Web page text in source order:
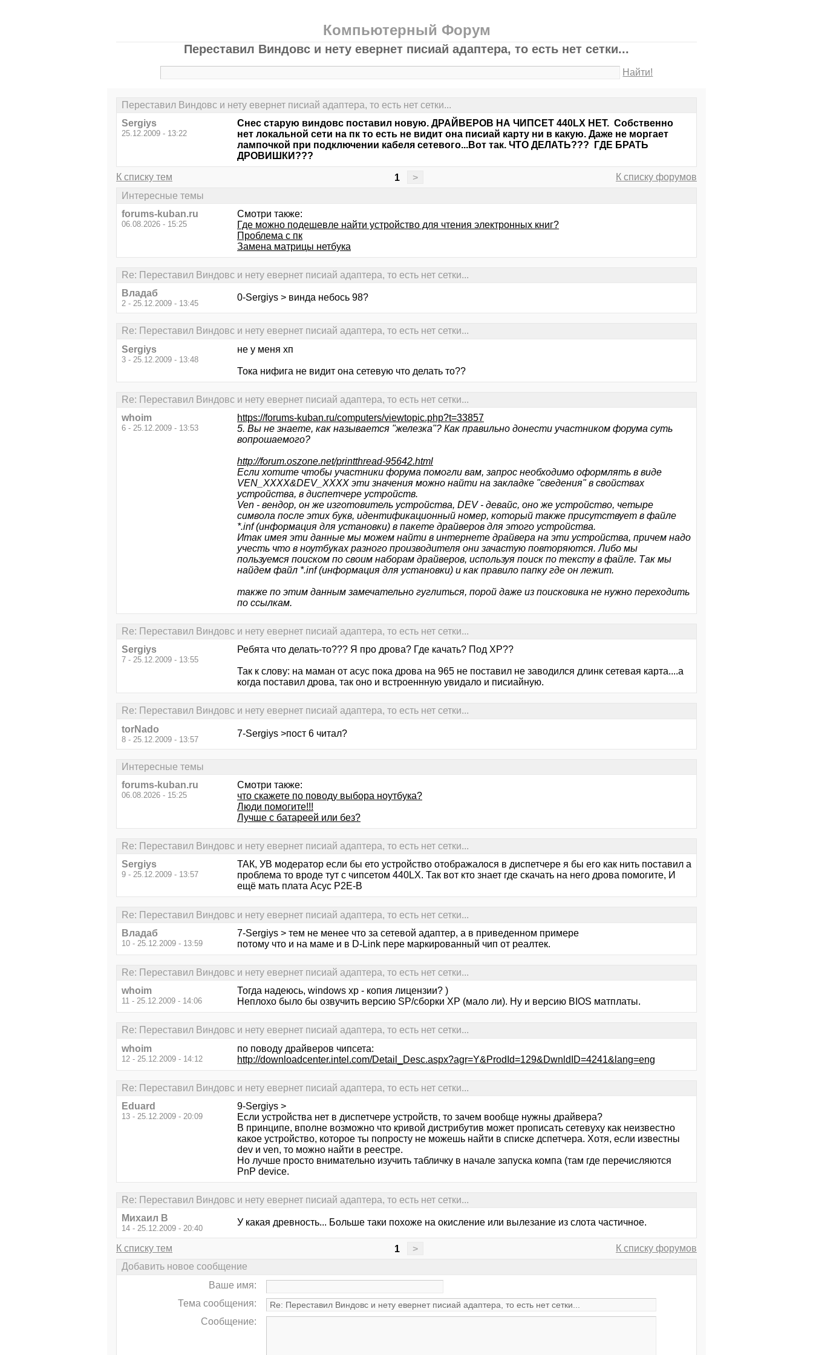
Компьютерный Форум
Переставил Виндовс и нету евернет писиай адаптера, то есть нет сетки...
Найти!
Переставил Виндовс и нету евернет писиай адаптера, то есть нет сетки...
Sergiys
25.12.2009 - 13:22
Снес старую виндовс поставил новую. ДРАЙВЕРОВ НА ЧИПСЕТ 440LX НЕТ. Собственно
нет локальной сети на пк то есть не видит она писиай карту ни в какую. Даже не моргает
лампочкой при подключении кабеля сетевого...Вот так. ЧТО ДЕЛАТЬ??? ГДЕ БРАТЬ
ДРОВИШКИ???
К списку тем 1 >
К списку форумов
Интересные темы
forums-kuban.ru
06.08.2026 - 15:25
Смотри также:
Где можно подешевле найти устройство для чтения электронных книг?
Проблема с пк
Замена матрицы нетбука
Re: Переставил Виндовс и нету евернет писиай адаптера, то есть нет сетки...
Владаб
2 - 25.12.2009 - 13:45
0-Sergiys > винда небось 98?
Re: Переставил Виндовс и нету евернет писиай адаптера, то есть нет сетки...
Sergiys
3 - 25.12.2009 - 13:48
не у меня хп
Тока нифига не видит она сетевую что делать то??
Re: Переставил Виндовс и нету евернет писиай адаптера, то есть нет сетки...
whoim
6 - 25.12.2009 - 13:53
https://forums-kuban.ru/computers/viewtopic.php?t=33857
5. Вы не знаете, как называется "железка"? Как правильно донести участником форума суть
вопрошаемого?
http://forum.oszone.net/printthread-95642.html
Если хотите чтобы участники форума помогли вам, запрос необходимо оформлять в виде
VEN_ХХХХ&DEV_ХХХХ эти значения можно найти на закладке "сведения" в свойствах
устройства, в диспетчере устройств.
Ven - вендор, он же изготовитель устройства, DEV - девайс, оно же устройство, четыре
символа после этих букв, идентификационный номер, который также присутствует в файле
*.inf (информация для установки) в пакете драйверов для этого устройства.
Итак имея эти данные мы можем найти в интернете драйвера на эти устройства, причем надо
учесть что в ноутбуках разного производителя они зачастую повторяются. Либо мы
пользуемся поиском по своим наборам драйверов, используя поиск по тексту в файле. Так мы
найдем файл *.inf (информация для установки) и как правило папку где он лежит.
также по этим данным замечательно гуглиться, порой даже из поисковика не нужно переходить
по ссылкам.
Re: Переставил Виндовс и нету евернет писиай адаптера, то есть нет сетки...
Sergiys
7 - 25.12.2009 - 13:55
Ребята что делать-то??? Я про дрова? Где качать? Под ХР??
Так к слову: на маман от асус пока дрова на 965 не поставил не заводился длинк сетевая карта....а
когда поставил дрова, так оно и встроеннную увидало и писиайную.
Re: Переставил Виндовс и нету евернет писиай адаптера, то есть нет сетки...
torNado
8 - 25.12.2009 - 13:57
7-Sergiys >пост 6 читал?
Интересные темы
forums-kuban.ru
06.08.2026 - 15:25
Смотри также:
что скажете по поводу выбора ноутбука?
Люди помогите!!!
Лучше с батареей или без?
Re: Переставил Виндовс и нету евернет писиай адаптера, то есть нет сетки...
Sergiys
9 - 25.12.2009 - 13:57
ТАК, УВ модератор если бы ето устройство отображалося в диспетчере я бы его как нить поставил а
проблема то вроде тут с чипсетом 440LX. Так вот кто знает где скачать на него дрова помогите, И
ещё мать плата Асус P2E-B
Re: Переставил Виндовс и нету евернет писиай адаптера, то есть нет сетки...
Владаб
10 - 25.12.2009 - 13:59
7-Sergiys > тем не менее что за сетевой адаптер, а в приведенном примере
потому что и на маме и в D-Link пере маркированный чип от реалтек.
Re: Переставил Виндовс и нету евернет писиай адаптера, то есть нет сетки...
whoim
11 - 25.12.2009 - 14:06
Тогда надеюсь, windows xp - копия лицензии? )
Неплохо было бы озвучить версию SP/сборки XP (мало ли). Ну и версию BIOS матплаты.
Re: Переставил Виндовс и нету евернет писиай адаптера, то есть нет сетки...
whoim
12 - 25.12.2009 - 14:12
по поводу драйверов чипсета:
http://downloadcenter.intel.com/Detail_Desc.aspx?agr=Y&ProdId=129&DwnldID=4241&lang=eng
Re: Переставил Виндовс и нету евернет писиай адаптера, то есть нет сетки...
Eduard
13 - 25.12.2009 - 20:09
9-Sergiys >
Если устройства нет в диспетчере устройств, то зачем вообще нужны драйвера?
В принципе, вполне возможно что кривой дистрибутив может прописать сетевуху как неизвестно
какое устройство, которое ты попросту не можешь найти в списке дспетчера. Хотя, если известны
dev и ven, то можно найти в реестре.
Но лучше просто внимательно изучить табличку в начале запуска компа (там где перечисляются
PnP device.
Re: Переставил Виндовс и нету евернет писиай адаптера, то есть нет сетки...
Михаил В
14 - 25.12.2009 - 20:40
У какая древность... Больше таки похоже на окисление или вылезание из слота частичное.
К списку тем 1 >
К списку форумов
Добавить новое сообщение
Ваше имя:
Тема сообщения:
Сообщение: